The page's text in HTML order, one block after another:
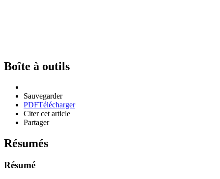
Boîte à outils
Sauvegarder
PDFTélécharger
Citer cet article
Partager
Résumés
Résumé